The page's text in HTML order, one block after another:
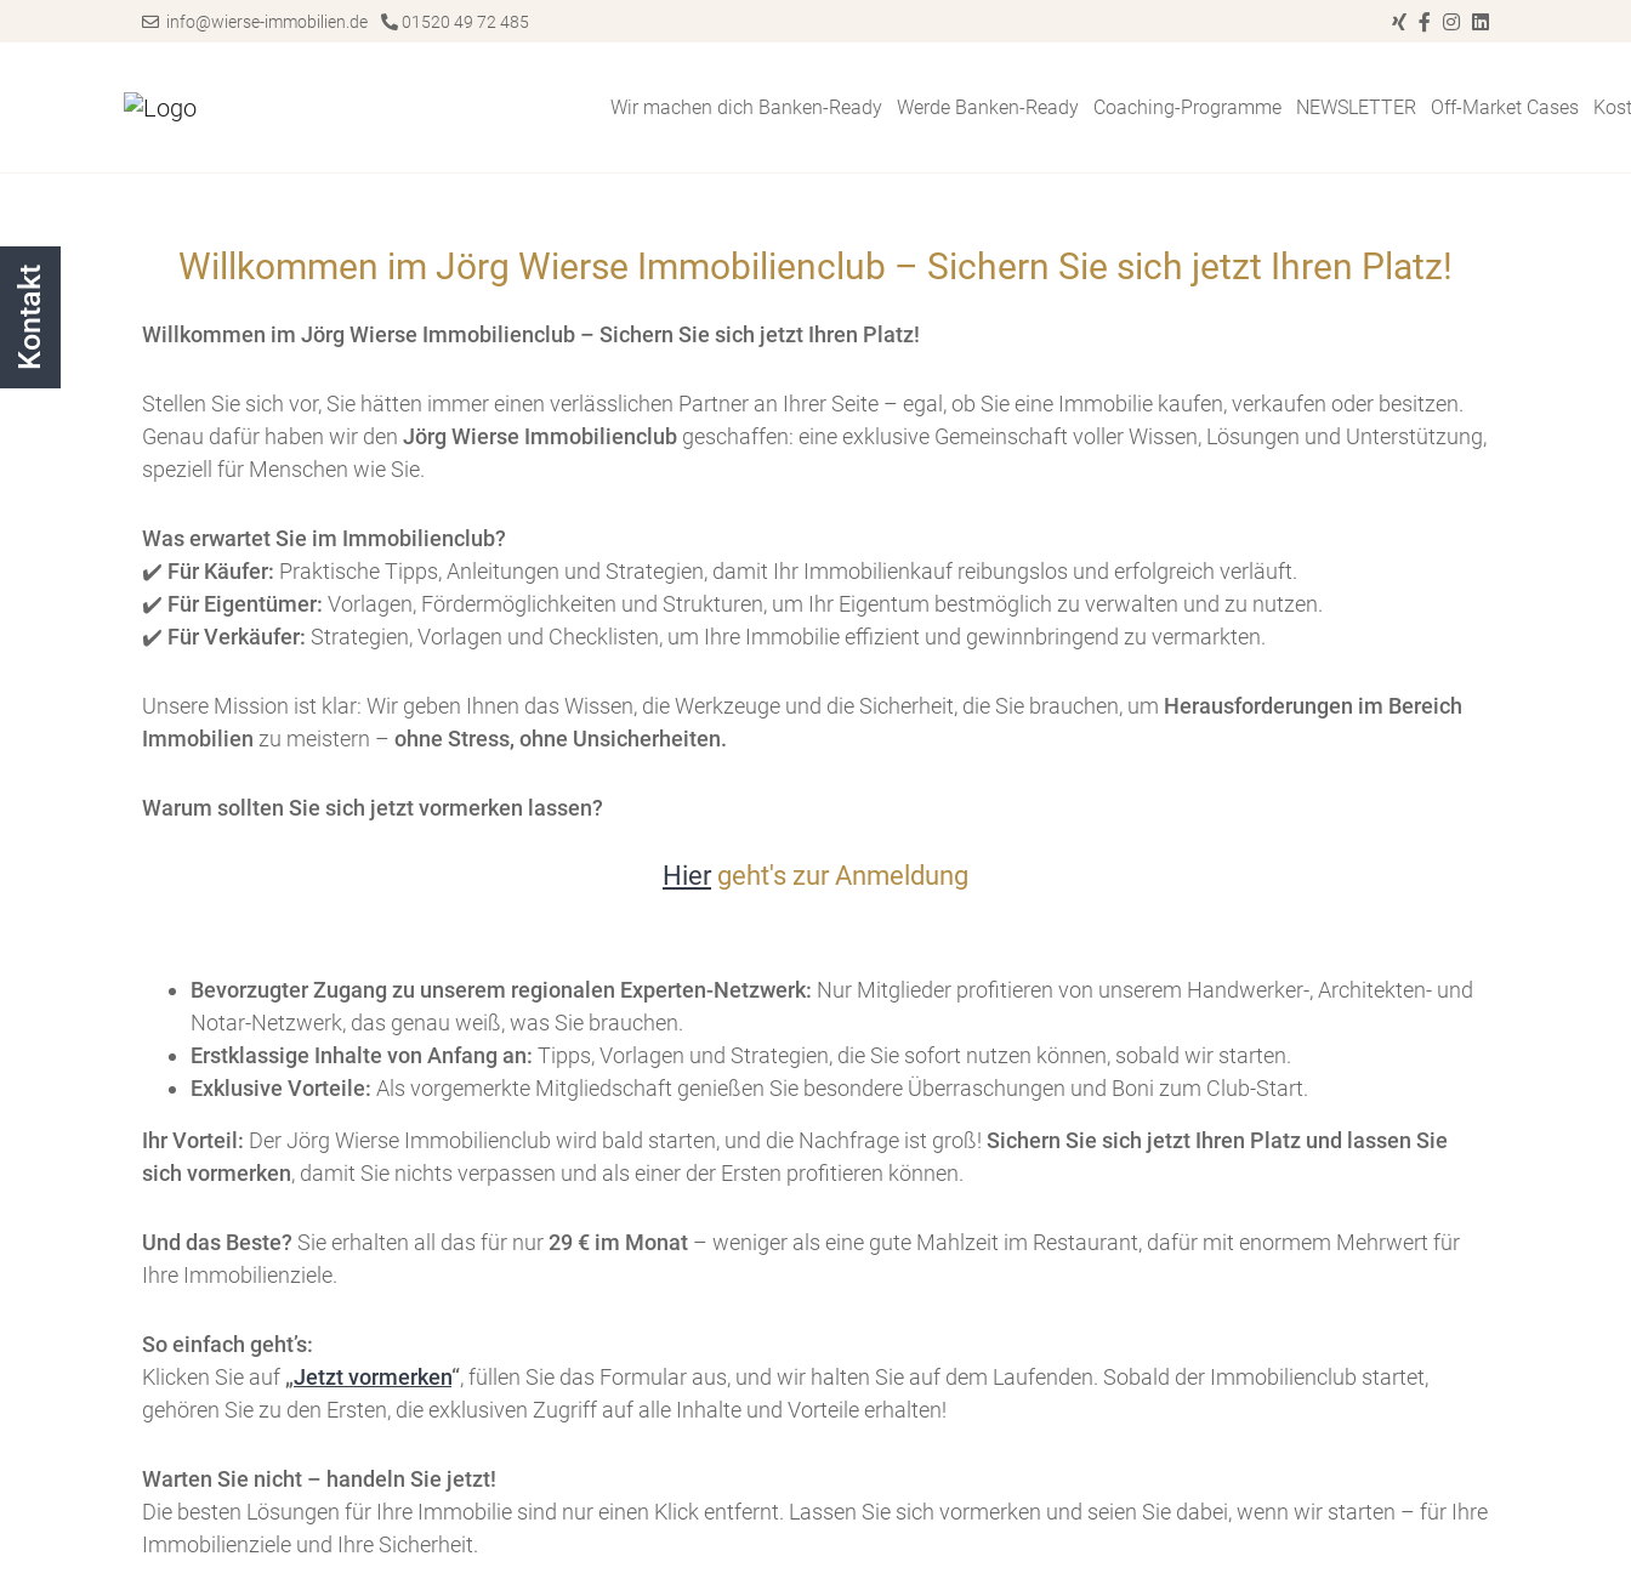
info@wierse-immobilien.de 01520 49 72 485
Wir machen dich Banken-Ready Werde Banken-Ready Coaching-Programme NEWSLETTER Off-Market Cases
Willkommen im Jörg Wierse Immobilienclub – Sichern Sie sich jetzt Ihren Platz!
Willkommen im Jörg Wierse Immobilienclub – Sichern Sie sich jetzt Ihren Platz!
Stellen Sie sich vor, Sie hätten immer einen verlässlichen Partner an Ihrer Seite – egal, ob Sie eine Immobilie kaufen, verkaufen oder besitzen.
Genau dafür haben wir den Jörg Wierse Immobilienclub geschaffen: eine exklusive Gemeinschaft voller Wissen, Lösungen und Unterstützung,
speziell für Menschen wie Sie.
Was erwartet Sie im Immobilienclub?
✔️ Für Käufer: Praktische Tipps, Anleitungen und Strategien, damit Ihr Immobilienkauf reibungslos und erfolgreich verläuft.
✔️ Für Eigentümer: Vorlagen, Fördermöglichkeiten und Strukturen, um Ihr Eigentum bestmöglich zu verwalten und zu nutzen.
✔️ Für Verkäufer: Strategien, Vorlagen und Checklisten, um Ihre Immobilie effizient und gewinnbringend zu vermarkten.
Unsere Mission ist klar: Wir geben Ihnen das Wissen, die Werkzeuge und die Sicherheit, die Sie brauchen, um Herausforderungen im Bereich
Immobilien zu meistern – ohne Stress, ohne Unsicherheiten.
Warum sollten Sie sich jetzt vormerken lassen?
Hiergeht's zur Anmeldung
Bevorzugter Zugang zu unserem regionalen Experten-Netzwerk: Nur Mitglieder profitieren von unserem Handwerker-, Architekten- und
Notar-Netzwerk, das genau weiß, was Sie brauchen.
Erstklassige Inhalte von Anfang an: Tipps, Vorlagen und Strategien, die Sie sofort nutzen können, sobald wir starten.
Exklusive Vorteile: Als vorgemerkte Mitgliedschaft genießen Sie besondere Überraschungen und Boni zum Club-Start.
Ihr Vorteil: Der Jörg Wierse Immobilienclub wird bald starten, und die Nachfrage ist groß! Sichern Sie sich jetzt Ihren Platz und lassen Sie
sich vormerken, damit Sie nichts verpassen und als einer der Ersten profitieren können.
Und das Beste? Sie erhalten all das für nur29 € im Monat – weniger als eine gute Mahlzeit im Restaurant, dafür mit enormem Mehrwert für
Ihre Immobilienziele.
So einfach geht’s:
Klicken Sie auf „Jetzt vormerken“, füllen Sie das Formular aus, und wir halten Sie auf dem Laufenden. Sobald der Immobilienclub startet,
gehören Sie zu den Ersten, die exklusiven Zugriff auf alle Inhalte und Vorteile erhalten!
Warten Sie nicht – handeln Sie jetzt!
Die besten Lösungen für Ihre Immobilie sind nur einen Klick entfernt. Lassen Sie sich vormerken und seien Sie dabei, wenn wir starten – für Ihre
Immobilienziele und Ihre Sicherheit.
Kontakt